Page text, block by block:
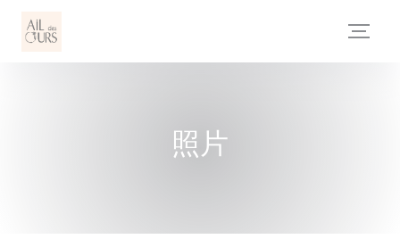
照片